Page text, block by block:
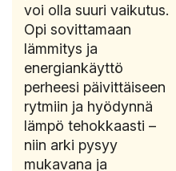
voi olla suuri vaikutus.
Opi sovittamaan
lämmitys ja
energiankäyttö
perheesi päivittäiseen
rytmiin ja hyödynnä
lämpö tehokkaasti –
niin arki pysyy
mukavana ja